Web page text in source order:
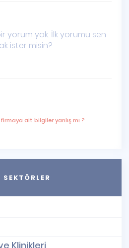
yorum yok. İlk yorumu sen
ister misin?
ait bilgiler yanlış mı ?
SEKTÖRLER
Klinikleri